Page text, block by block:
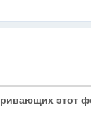
этот